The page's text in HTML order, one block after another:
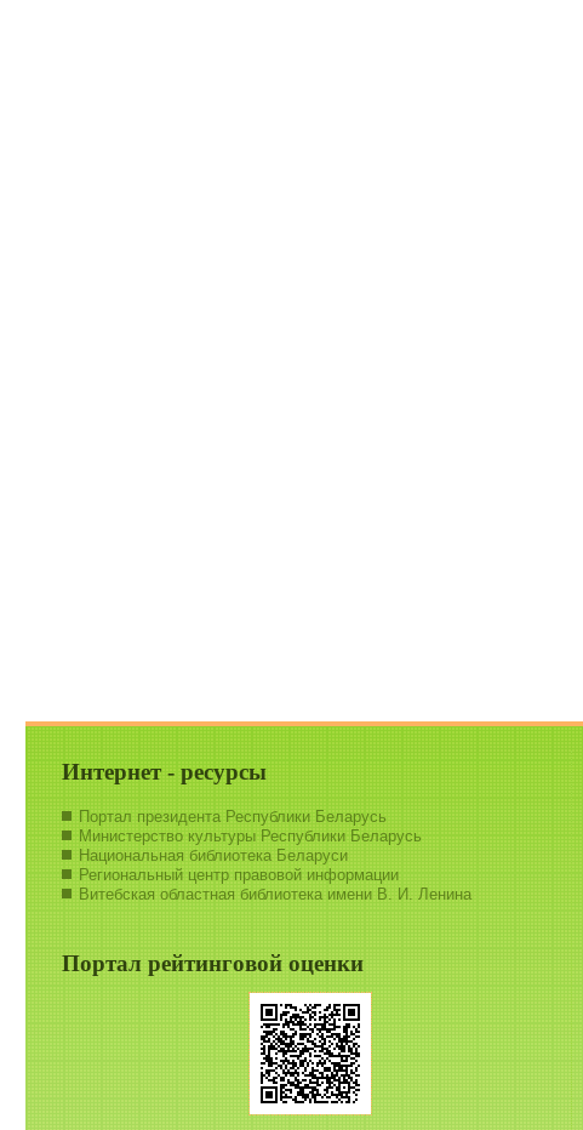
Интернет - ресурсы
Портал президента Республики Беларусь
Министерство культуры Республики Беларусь
Национальная библиотека Беларуси
Региональный центр правовой информации
Витебская областная библиотека имени В. И. Ленина
Портал рейтинговой оценки